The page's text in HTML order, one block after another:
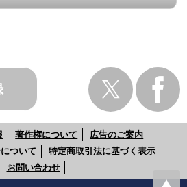
著作権について
広告のご案内
ついて
特定商取引法に基づく表示
お問い合わせ